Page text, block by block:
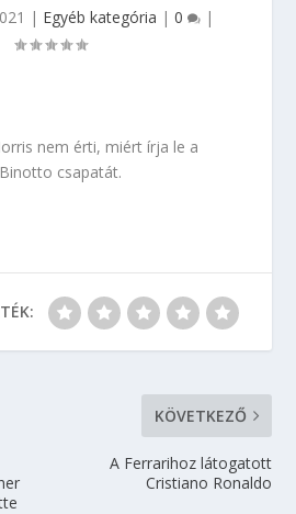
| Egyéb kategória | 0 |
nem érti, miért írja le a
csapatát.
KÖVETKEZŐ
A Ferrarihoz látogatott
Cristiano Ronaldo